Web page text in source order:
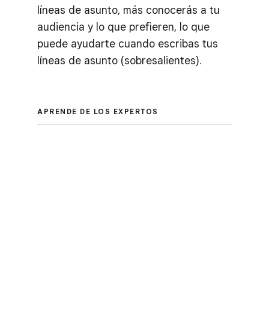
líneas de asunto, más conocerás a tu
audiencia y lo que prefieren, lo que
puede ayudarte cuando escribas tus
líneas de asunto (sobresalientes).
APRENDE DE LOS EXPERTOS